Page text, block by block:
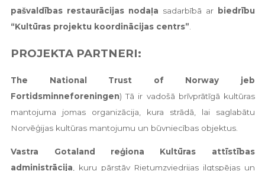
pašvaldības restaurācijas nodaļa sadarbībā ar
biedrību
“Kultūras projektu koordinācijas centrs”
PROJEKTA PARTNERI:
The National Trust of Norway jeb
Fortidsminneforeningen) Tā ir vadošā brīvprātīgā kultūras
mantojuma jomas organizācija, kura strādā, lai saglabātu
Norvēģijas kultūras mantojumu un būvniecības objektus.
Vastra Gotaland reģiona Kultūras attīstības
administrācija , kuru pārstāv Rietumzviedrijas ilgtspējas un